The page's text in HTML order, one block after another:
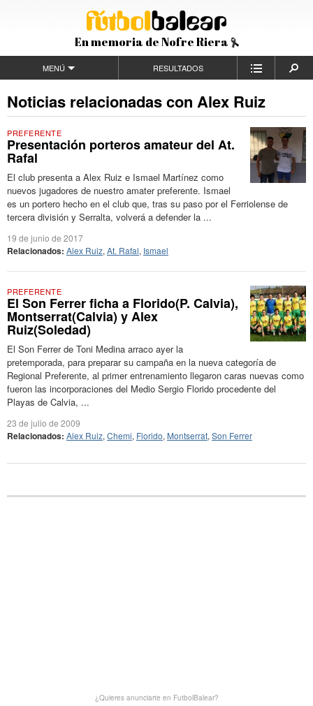
En memoria de Nofre Riera
MENÚ RESULTADOS
Noticias relacionadas con Alex Ruiz
PREFERENTE
Presentación porteros amateur del At.
Rafal
El club presenta a Alex Ruiz e Ismael Martínez como
nuevos jugadores de nuestro amater preferente. Ismael
es un portero hecho en el club que, tras su paso por el Ferriolense de
tercera división y Serralta, volverá a defender la ...
19 de junio de 2017
Relacionados: Alex Ruiz, At. Rafal, Ismael
PREFERENTE
El Son Ferrer ficha a Florido(P. Calvia),
Montserrat(Calvia) y Alex
Ruiz(Soledad)
El Son Ferrer de Toni Medina arraco ayer la
pretemporada, para preparar su campaña en la nueva categoría de
Regional Preferente, al primer entrenamiento llegaron caras nuevas como
fueron las incorporaciones del Medio Sergio Florido procedente del
Playas de Calvia, ...
23 de julio de 2009
Relacionados: Alex Ruiz, Chemi, Florido, Montserrat, Son Ferrer
¿Quieres anunciarte en FutbolBalear?